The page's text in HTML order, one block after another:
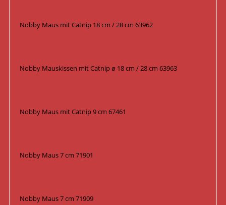
Nobby Maus mit Catnip 18 cm / 28 cm 63962
Nobby Mauskissen mit Catnip ø 18 cm / 28 cm 63963
Nobby Maus mit Catnip 9 cm 67461
Nobby Maus 7 cm 71901
Nobby Maus 7 cm 71909